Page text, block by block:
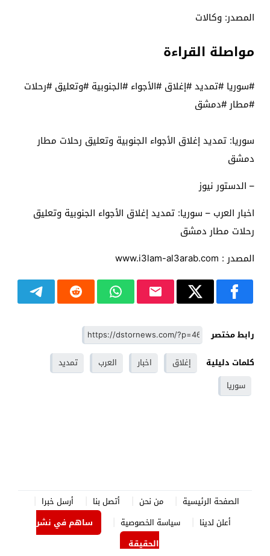
المصدر: وكالات
مواصلة القراءة
#سوريا #تمديد #إغلاق #الأجواء #الجنوبية #وتعليق #رحلات
#مطار #دمشق
سوريا: تمديد إغلاق الأجواء الجنوبية وتعليق رحلات مطار
دمشق
– الدستور نيوز
اخبار العرب – سوريا: تمديد إغلاق الأجواء الجنوبية وتعليق
رحلات مطار دمشق
المصدر : www.i3lam-al3arab.com
رابط مختصر
كلمات دليلية
إغلاق اخبار العرب
تمديد
سوريا
الصفحة الرئيسية من نحن أتصل بنا
أرسل خبرا
أعلن لدينا
سياسة الخصوصية
ساهم في نشر
الحقيقة